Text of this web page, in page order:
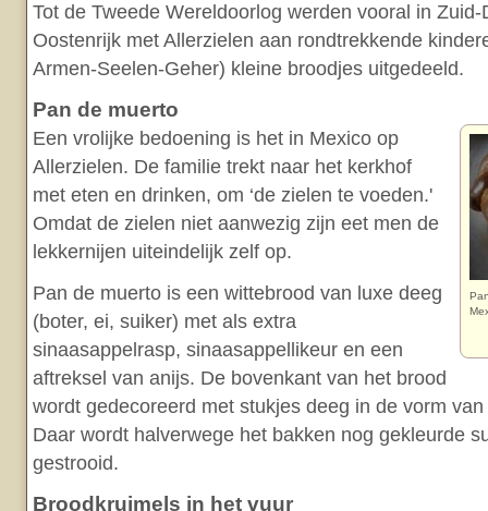
Tot de Tweede Wereldoorlog werden vooral in
Oostenrijk met Allerzielen aan rondtrekkende
Armen-Seelen-Geher) kleine broodjes uitgedeeld.
Pan de muerto
Een vrolijke bedoening is het in Mexico op
Allerzielen. De familie trekt naar het kerkhof
met eten en drinken, om ‘de zielen te voeden.'
Omdat de zielen niet aanwezig zijn eet men de
lekkernijen uiteindelijk zelf op.
Pan de muerto is een wittebrood van luxe deeg
(boter, ei, suiker) met als extra
sinaasappelrasp, sinaasappellikeur en een
aftreksel van anijs. De bovenkant van het brood
wordt gedecoreerd met stukjes deeg in de vorm
Daar wordt halverwege het bakken nog gekleurde
gestrooid.
Broodkruimels in het vuur